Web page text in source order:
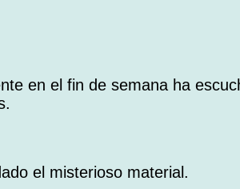
en el fin de semana ha
el misterioso material.